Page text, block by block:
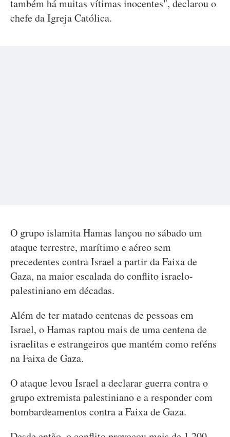
também há muitas vítimas inocentes", declarou o
chefe da Igreja Católica.
O grupo islamita Hamas lançou no sábado um
ataque terrestre, marítimo e aéreo sem
precedentes contra Israel a partir da Faixa de
Gaza, na maior escalada do conflito israelo-
palestiniano em décadas.
Além de ter matado centenas de pessoas em
Israel, o Hamas raptou mais de uma centena de
israelitas e estrangeiros que mantém como reféns
na Faixa de Gaza.
O ataque levou Israel a declarar guerra contra o
grupo extremista palestiniano e a responder com
bombardeamentos contra a Faixa de Gaza.